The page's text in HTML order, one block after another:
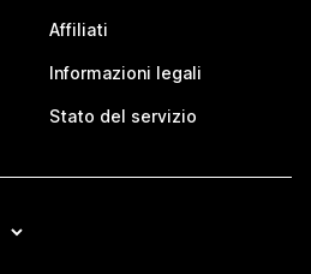
Affiliati
Informazioni legali
Stato del servizio